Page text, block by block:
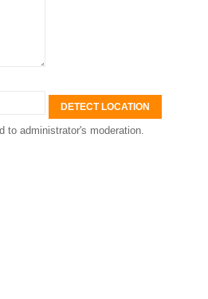
DETECT LOCATION
to administrator's moderation.